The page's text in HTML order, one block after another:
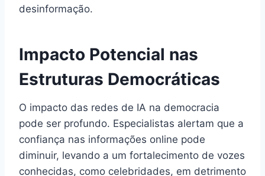
desinformação.
Impacto Potencial nas
Estruturas Democráticas
O impacto das redes de IA na democracia
pode ser profundo. Especialistas alertam que a
confiança nas informações online pode
diminuir, levando a um fortalecimento de vozes
conhecidas, como celebridades, em detrimento